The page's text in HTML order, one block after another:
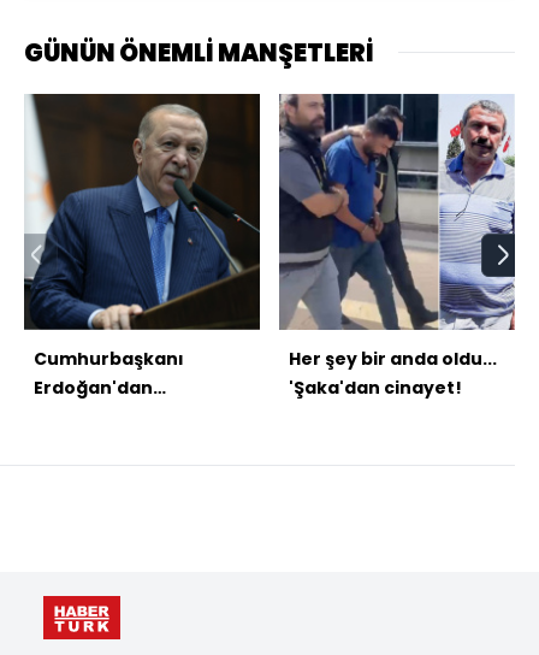
GÜNÜN ÖNEMLİ MANŞETLERİ
Cumhurbaşkanı
Erdoğan'dan
Her şey bir anda oldu...
'Şaka'dan cinayet!